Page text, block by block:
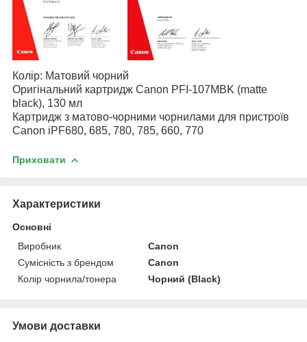
Колір: Матовий чорний
Оригінальний картридж Canon PFI-107MBK (matte
black), 130 мл
Картридж з матово-чорними чорнилами для пристроїв
Canon iPF680, 685, 780, 785, 660, 770
Приховати
Характеристики
Основні
Виробник
Canon
Сумісність з брендом
Canon
Колір чорнила/тонера
Чорний (Black)
Умови доставки